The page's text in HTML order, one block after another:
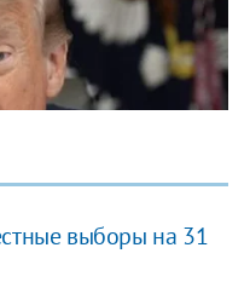
выборы на 31